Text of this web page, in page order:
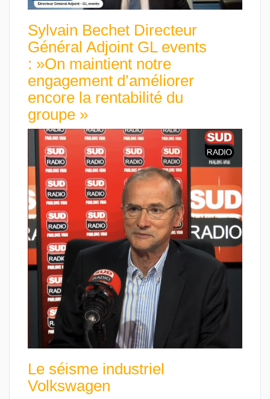
Sylvain Bechet Directeur
Général Adjoint GL events
: »On maintient notre
engagement d’améliorer
encore la rentabilité du
groupe »
Le séisme industriel
Volkswagen